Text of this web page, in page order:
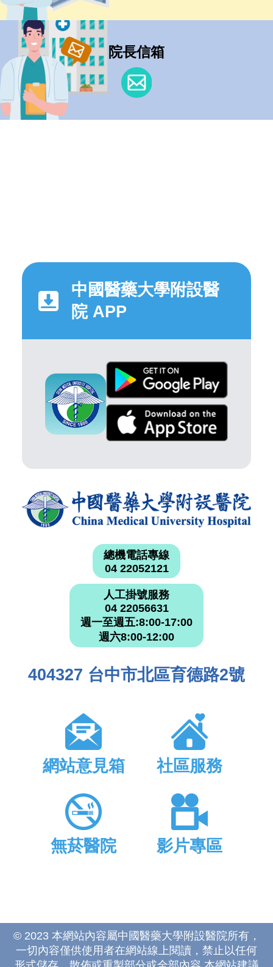
院長信箱
中國醫藥大學附設醫
院 APP
總機電話專線
04 22052121
人工掛號服務
04 22056631
週一至週五:8:00-17:00
週六8:00-12:00
404327 台中市北區育德路2號
網站意見箱 社區服務
無菸醫院 影片專區
© 2023 本網站內容屬中國醫藥大學附設醫院所有，
一切內容僅供使用者在網站線上閱讀，禁止以任何